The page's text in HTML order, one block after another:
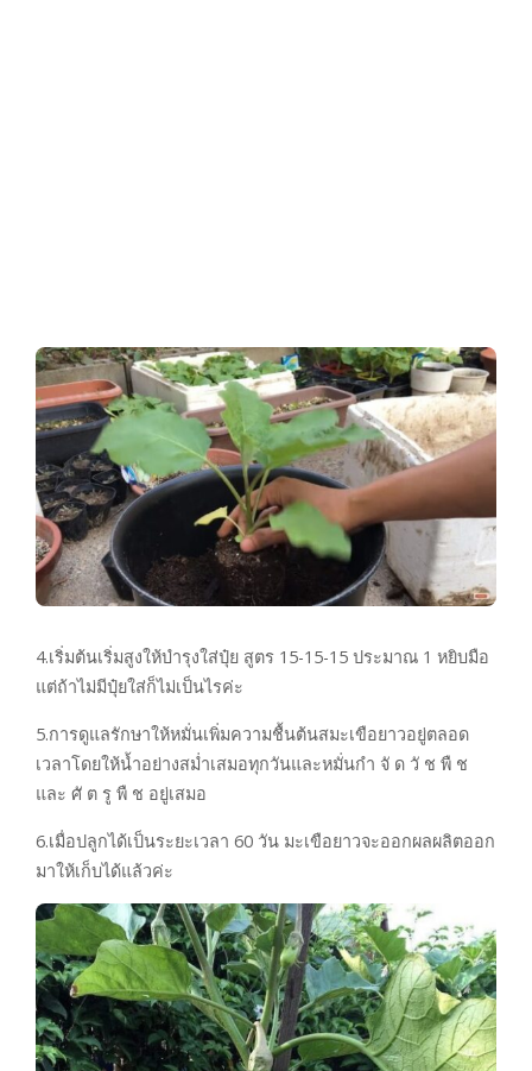
4.เริ่มต้นเริ่มสูงให้บำรุงใส่ปุ๋ย สูตร 15-15-15 ประมาณ 1 หยิบมือ
แต่ถ้าไม่มีปุ๋ยใส่ก็ไม่เป็นไรค่ะ
5.การดูแลรักษาให้หมั่นเพิ่มความชื้นต้นสมะเขือยาวอยู่ตลอด
เวลาโดยให้น้ำอย่างสม่ำเสมอทุกวันและหมั่นกำ จั ด วั ช พื ช
และ ศั ต รู พื ช อยู่เสมอ
6.เมื่อปลูกได้เป็นระยะเวลา 60 วัน มะเขือยาวจะออกผลผลิตออก
มาให้เก็บได้แล้วค่ะ